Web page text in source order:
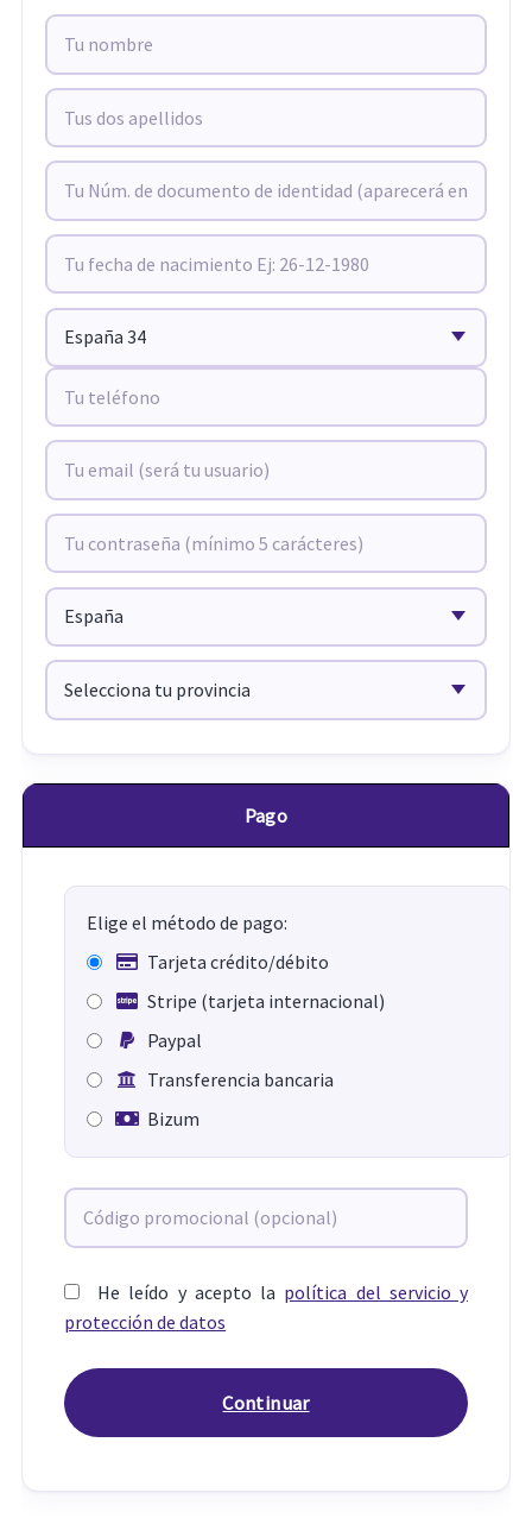
Pago
Elige el método de pago:
Tarjeta crédito/débito
Stripe (tarjeta internacional)
Paypal
Transferencia bancaria
Bizum
He leído y acepto la política del servicio y
protección de datos